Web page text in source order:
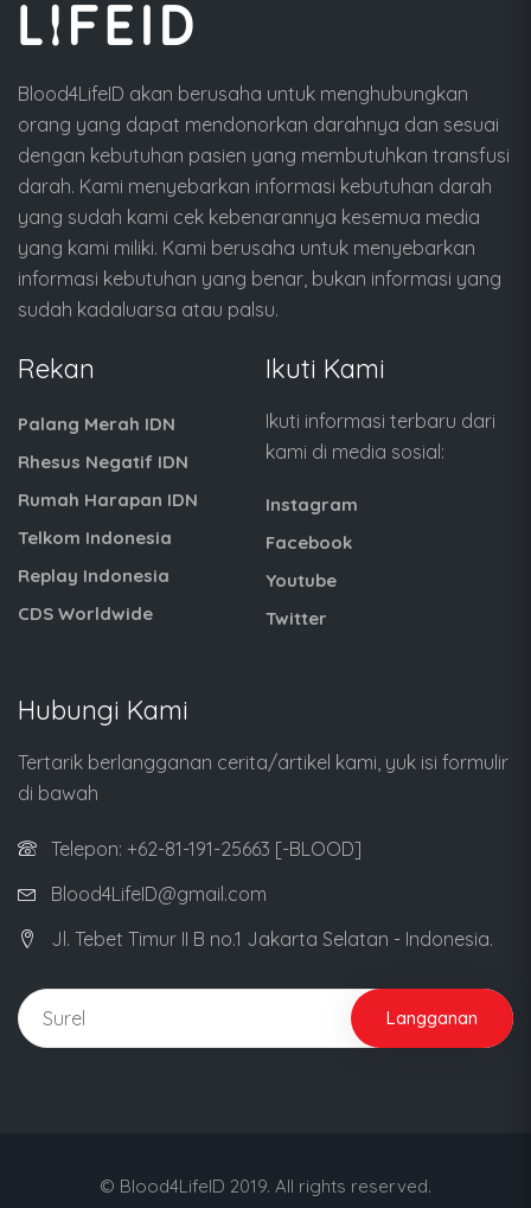
Blood4LifeID akan berusaha untuk menghubungkan
orang yang dapat mendonorkan darahnya dan sesuai
dengan kebutuhan pasien yang membutuhkan transfusi
darah. Kami menyebarkan informasi kebutuhan darah
yang sudah kami cek kebenarannya kesemua media
yang kami miliki. Kami berusaha untuk menyebarkan
informasi kebutuhan yang benar, bukan informasi yang
sudah kadaluarsa atau palsu.
Rekan
Palang Merah IDN
Rhesus Negatif IDN
Rumah Harapan IDN
Telkom Indonesia
Replay Indonesia
CDS Worldwide
Ikuti Kami
Ikuti informasi terbaru dari
kami di media sosial:
Instagram
Facebook
Youtube
Twitter
Hubungi Kami
Tertarik berlangganan cerita/artikel kami, yuk isi formulir
di bawah
Telepon: +62-81-191-25663 [-BLOOD]
Blood4LifeID@gmail.com
Jl. Tebet Timur II B no.1 Jakarta Selatan - Indonesia.
Langganan
© Blood4LifeID 2019. All rights reserved.